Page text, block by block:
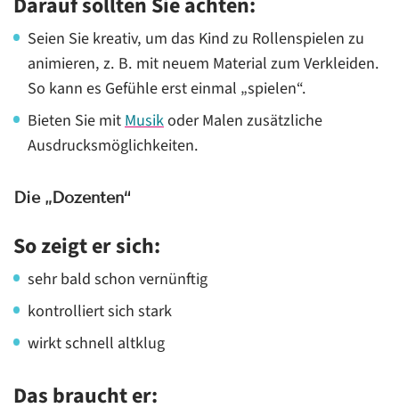
Seien Sie kreativ, um das Kind zu Rollenspielen zu
animieren, z. B. mit neuem Material zum Verkleiden.
So kann es Gefühle erst einmal „spielen“.
Bieten Sie mitMusikoder Malen zusätzliche
Ausdrucksmöglichkeiten.
Die „Dozenten“
So zeigt er sich:
sehr bald schon vernünftig
kontrolliert sich stark
wirkt schnell altklug
Das braucht er: